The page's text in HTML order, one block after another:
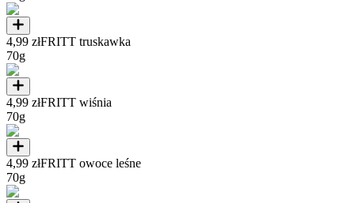
4,99 złFRITT truskawka
70g
4,99 złFRITT wiśnia
70g
4,99 złFRITT owoce leśne
70g